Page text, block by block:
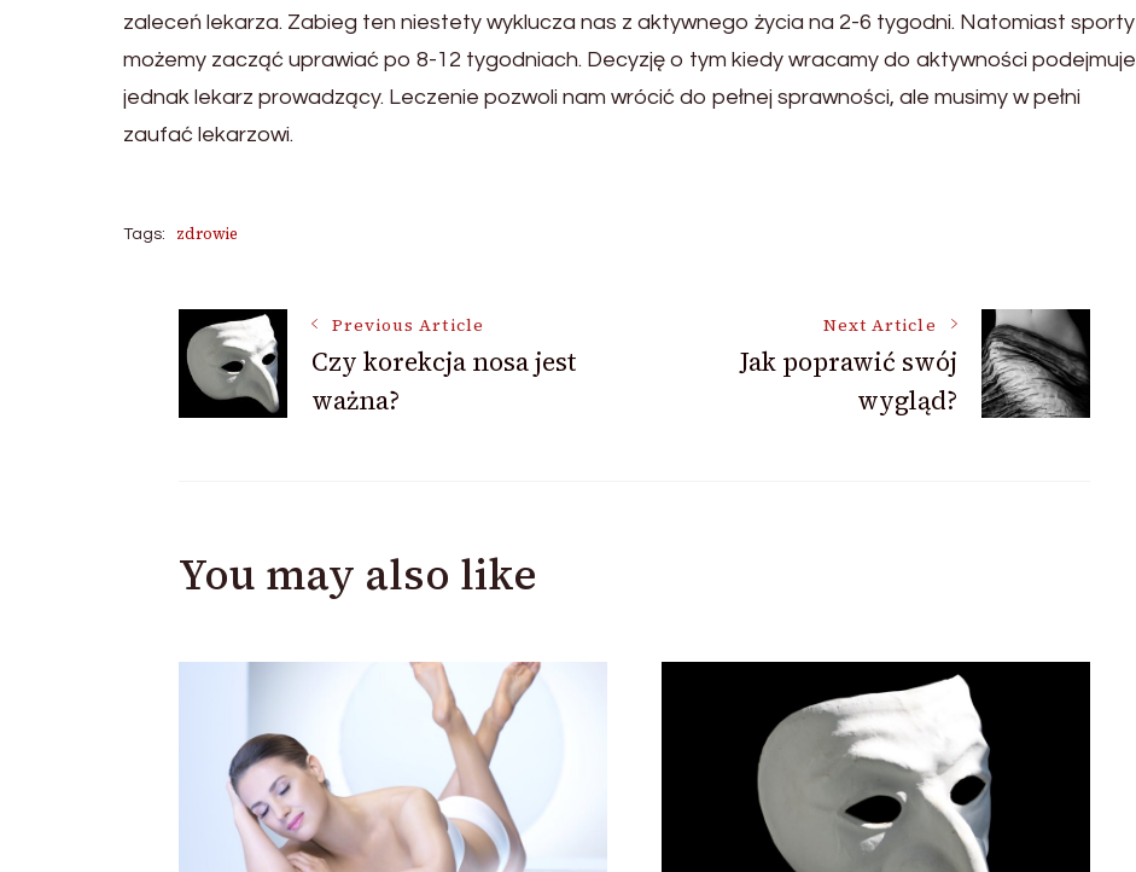
zaleceń lekarza. Zabieg ten niestety wyklucza nas z aktywnego życia na 2-6 tygodni. Natomiast sporty
możemy zacząć uprawiać po 8-12 tygodniach. Decyzję o tym kiedy wracamy do aktywności podejmuje
jednak lekarz prowadzący. Leczenie pozwoli nam wrócić do pełnej sprawności, ale musimy w pełni
zaufać lekarzowi.
Tags: zdrowie
Post
Navigation
Previous Article
Czy korekcja nosa jest
ważna?
Next Article
Jak poprawić swój
wygląd?
You may also like